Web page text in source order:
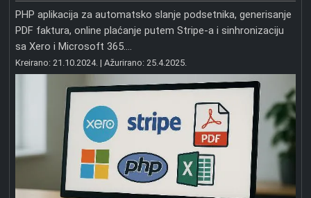
PHP aplikacija za automatsko slanje podsetnika, generisanje
PDF faktura, online plaćanje putem Stripe-a i sinhronizaciju
sa Xero i Microsoft 365....
Kreirano:21.10.2024. | Ažurirano:25.4.2025.